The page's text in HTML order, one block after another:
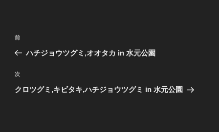
投
ナ
ビ
ゲ
前
の
稿
前
ハチジョウツグミ,オオタカ in 水元公園
次
の
次
クロツグミ,キビタキ,ハチジョウツグミ in 水元公園